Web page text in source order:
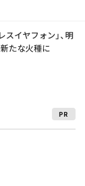
イヤフォン」、明
たな火種に
PR